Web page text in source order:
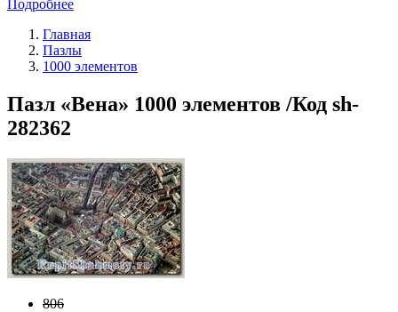
Подробнее
Главная
Пазлы
1000 элементов
Пазл «Вена» 1000 элементов /Код sh-
282362
806